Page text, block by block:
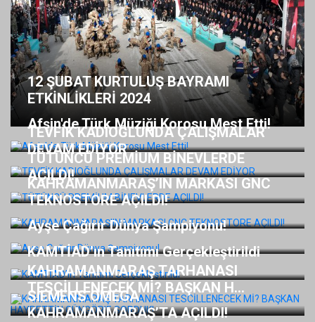
12 ŞUBAT KURTULUŞ BAYRAMI
ETKİNLİKLERİ 2024
Afşin'de Türk Müziği Korosu Mest Etti!
TEVFİK KADIOĞLUNDA ÇALIŞMALAR
DEVAM EDİYOR
TÜTÜNCÜ PREMİUM BİNEVLERDE
AÇILDI!
KAHRAMANMARAŞ’IN MARKASI GNC
TEKNOSTORE AÇILDI!
Ayşe Çağırır Dünya Şampiyonu!
KAMTİAD’ın Tanıtımı Gerçekleştirildi
KAHRAMANMARAŞ TARHANASI
TESCİLLENECEK Mİ? BAŞKAN H...
SIEMENS OMEGA
KAHRAMANMARAŞ’TA AÇILDI!